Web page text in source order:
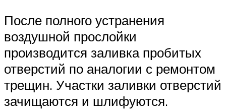
После полного устранения
воздушной прослойки
производится заливка пробитых
отверстий по аналогии с ремонтом
трещин. Участки заливки отверстий
зачищаются и шлифуются.